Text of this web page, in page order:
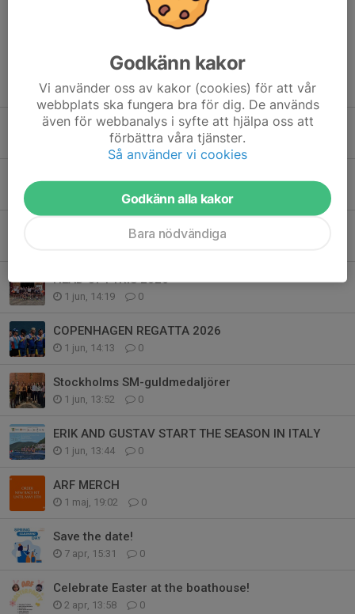
Tidigare nyheter
SPRINT SM 2026 (Örkelljunga)
30 jul, 16:12 0
0
RYRSJÖREGATTAN 2026
HEAD OF FYRIS 2026
1 jun, 14:19 0
COPENHAGEN REGATTA 2026
1 jun, 14:13 0
Stockholms SM-guldmedaljörer
1 jun, 13:52 0
ERIK AND GUSTAV START THE SEASON IN ITALY
1 jun, 13:44 0
ARF MERCH
1 maj, 19:02 0
Save the date!
7 apr, 15:31 0
Celebrate Easter at the boathouse!
2 apr, 13:58 0
Godkänn kakor
Vi använder oss av kakor (cookies) för att vår
webbplats ska fungera bra för dig. De används
även för webbanalys i syfte att hjälpa oss att
förbättra våra tjänster.
Så använder vi cookies
Godkänn alla kakor
Bara nödvändiga